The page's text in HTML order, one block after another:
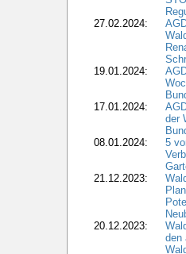
27.02.2024:
19.01.2024:
17.01.2024:
der
08.01.2024:
5
21.12.2023:
20.12.2023:
den